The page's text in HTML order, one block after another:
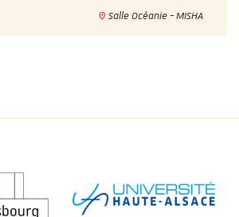
Salle Océanie - MISHA